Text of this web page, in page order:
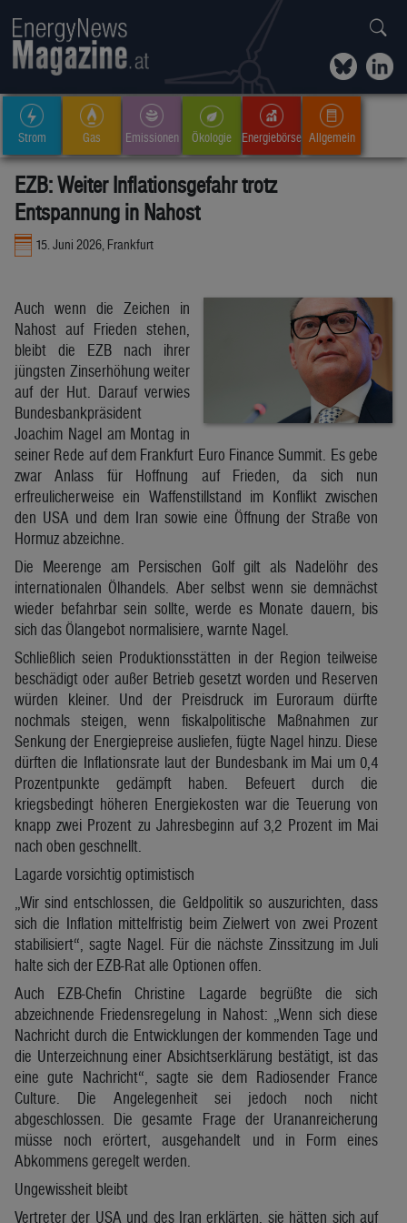
Strom Gas Emissionen Ökologie Energiebörse Allgemein
EZB: Weiter Inflationsgefahr trotz
Entspannung in Nahost
15. Juni 2026, Frankfurt
Auch wenn die Zeichen in
Nahost auf Frieden stehen,
bleibt die EZB nach ihrer
jüngsten Zinserhöhung weiter
auf der Hut. Darauf verwies
Bundesbankpräsident
Joachim Nagel am Montag in
seiner Rede auf dem Frankfurt Euro Finance Summit. Es gebe
zwar Anlass für Hoffnung auf Frieden, da sich nun
erfreulicherweise ein Waffenstillstand im Konflikt zwischen
den USA und dem Iran sowie eine Öffnung der Straße von
Hormuz abzeichne.
Die Meerenge am Persischen Golf gilt als Nadelöhr des
internationalen Ölhandels. Aber selbst wenn sie demnächst
wieder befahrbar sein sollte, werde es Monate dauern, bis
sich das Ölangebot normalisiere, warnte Nagel.
Schließlich seien Produktionsstätten in der Region teilweise
beschädigt oder außer Betrieb gesetzt worden und Reserven
würden kleiner. Und der Preisdruck im Euroraum dürfte
nochmals steigen, wenn fiskalpolitische Maßnahmen zur
Senkung der Energiepreise ausliefen, fügte Nagel hinzu. Diese
dürften die Inflationsrate laut der Bundesbank im Mai um 0,4
Prozentpunkte gedämpft haben. Befeuert durch die
kriegsbedingt höheren Energiekosten war die Teuerung von
knapp zwei Prozent zu Jahresbeginn auf 3,2 Prozent im Mai
nach oben geschnellt.
Lagarde vorsichtig optimistisch
„Wir sind entschlossen, die Geldpolitik so auszurichten, dass
sich die Inflation mittelfristig beim Zielwert von zwei Prozent
stabilisiert“, sagte Nagel. Für die nächste Zinssitzung im Juli
halte sich der EZB-Rat alle Optionen offen.
Auch EZB-Chefin Christine Lagarde begrüßte die sich
abzeichnende Friedensregelung in Nahost: „Wenn sich diese
Nachricht durch die Entwicklungen der kommenden Tage und
die Unterzeichnung einer Absichtserklärung bestätigt, ist das
eine gute Nachricht“, sagte sie dem Radiosender France
Culture. Die Angelegenheit sei jedoch noch nicht
abgeschlossen. Die gesamte Frage der Urananreicherung
müsse noch erörtert, ausgehandelt und in Form eines
Abkommens geregelt werden.
Ungewissheit bleibt
Vertreter der USA und des Iran erklärten, sie hätten sich auf